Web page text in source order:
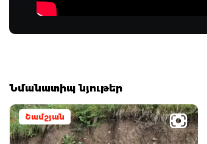
Նմանատիպ նյութեր
Շամշյան